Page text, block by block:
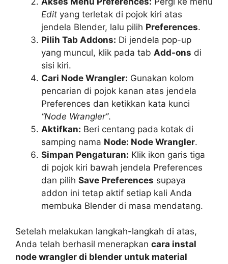
Edit yang terletak di pojok kiri atas
jendela Blender, lalu pilih Preferences.
Pilih Tab Addons: Di jendela pop-up
yang muncul, klik pada tab Add-ons di
sisi kiri.
Cari Node Wrangler: Gunakan kolom
pencarian di pojok kanan atas jendela
Preferences dan ketikkan kata kunci
“Node Wrangler”.
Aktifkan: Beri centang pada kotak di
samping nama Node: Node Wrangler.
Simpan Pengaturan: Klik ikon garis tiga
di pojok kiri bawah jendela Preferences
dan pilih Save Preferences supaya
addon ini tetap aktif setiap kali Anda
membuka Blender di masa mendatang.
Setelah melakukan langkah-langkah di atas,
Anda telah berhasil menerapkan cara instal
node wrangler di blender untuk material